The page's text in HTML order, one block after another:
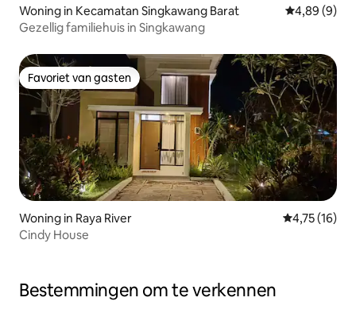
Woning in Kecamatan Singkawang Barat Gemiddelde
4,89 (9)
Gezellig familiehuis in Singkawang
Favoriet van gasten
Favoriet van gasten
Woning in Raya River Gemiddelde
4,75 (16)
Cindy House
Bestemmingen om te verkennen